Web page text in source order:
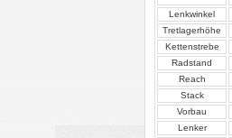
Lenkwinkel
Tretlagerhöhe
Kettenstrebe
Radstand
Reach
Stack
Vorbau
Lenker